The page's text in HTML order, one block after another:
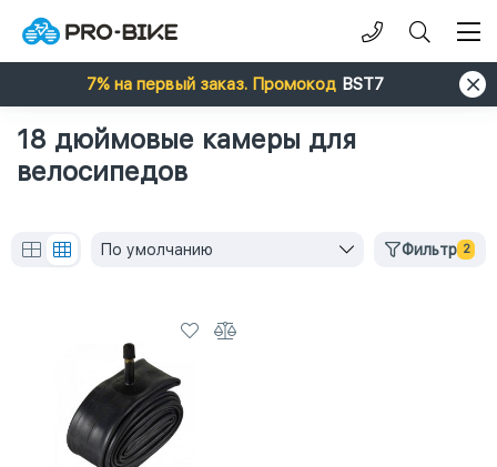
7% на первый заказ. Промокод BST7
18 дюймовые камеры для
велосипедов
По умолчанию Фильтр 2